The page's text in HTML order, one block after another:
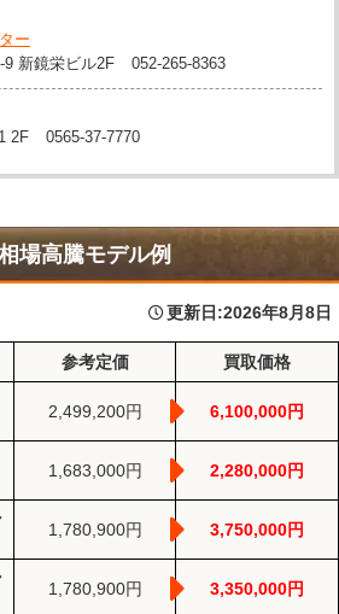
ー
9 新鏡栄ビル2F
052-265-8363
2F
0565-37-7770
場高騰モデル例
更新日:2026年8月8日
参考定価 買取価格
2,499,200円 6,100,000円
1,683,000円 2,280,000円
1,780,900円 3,750,000円
1,780,900円 3,350,000円